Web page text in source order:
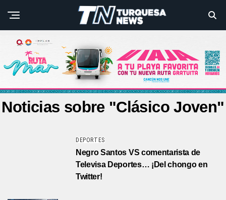
Noticias sobre "Clásico Joven"
DEPORTES
Negro Santos VS comentarista de
Televisa Deportes… ¡Del chongo en
Twitter!